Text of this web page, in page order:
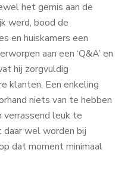
het gemis aan de
werd, bood de
en huiskamers een
aan een ‘Q&A’ en
hij zorgvuldig
klanten. Een enkeling
niets van te hebben
leuk te
wel worden bij
dat moment minimaal